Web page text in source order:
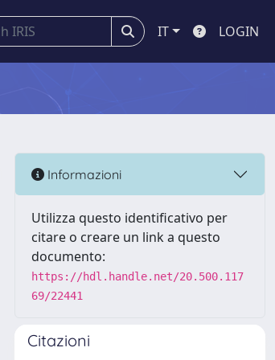
IT LOGIN
Informazioni
Utilizza questo identificativo per
citare o creare un link a questo
documento:
https://hdl.handle.net/20.500.117
69/22441
Citazioni